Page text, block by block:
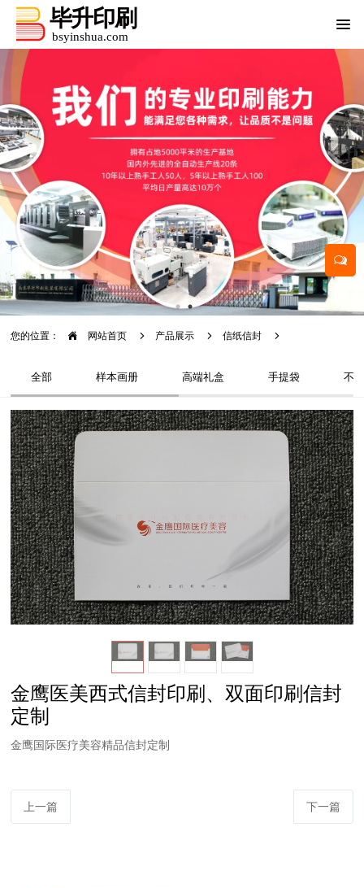
您的位置： 网站首页 产品展示 信纸信封
全部 样本画册 高端礼盒 手提袋 不
金鹰医美西式信封印刷、双面印刷信封
定制
金鹰国际医疗美容精品信封定制
上一篇 下一篇